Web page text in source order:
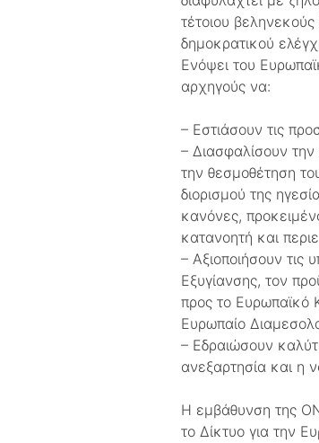
τέτοιου
δημοκρατικού
Ενόψει του
αρχηγούς να:
– Εστιάσουν τις
– Διασφαλίσουν
την θεσμοθέτηση
διορισμού της
κανόνες,
κατανοητή και
– Αξιοποιήσουν
Εξυγίανσης, τον
προς το Ευρωπαϊκό
Ευρωπαίο
– Εδραιώσουν
ανεξαρτησία και η
Η εμβάθυνση της
το Δίκτυο για την